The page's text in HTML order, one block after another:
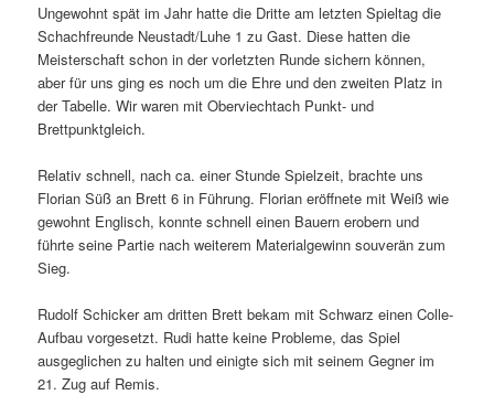
Ungewohnt spät im Jahr hatte die Dritte am letzten Spieltag die
Schachfreunde Neustadt/Luhe 1 zu Gast. Diese hatten die
Meisterschaft schon in der vorletzten Runde sichern können,
aber für uns ging es noch um die Ehre und den zweiten Platz in
der Tabelle. Wir waren mit Oberviechtach Punkt- und
Brettpunktgleich.
Relativ schnell, nach ca. einer Stunde Spielzeit, brachte uns
Florian Süß an Brett 6 in Führung. Florian eröffnete mit Weiß wie
gewohnt Englisch, konnte schnell einen Bauern erobern und
führte seine Partie nach weiterem Materialgewinn souverän zum
Sieg.
Rudolf Schicker am dritten Brett bekam mit Schwarz einen Colle-
Aufbau vorgesetzt. Rudi hatte keine Probleme, das Spiel
ausgeglichen zu halten und einigte sich mit seinem Gegner im
21. Zug auf Remis.